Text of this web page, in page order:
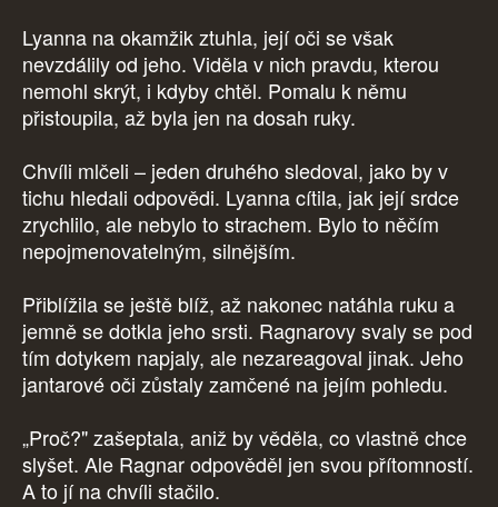
Lyanna na okamžik ztuhla, její oči se však
nevzdálily od jeho. Viděla v nich pravdu, kterou
nemohl skrýt, i kdyby chtěl. Pomalu k němu
přistoupila, až byla jen na dosah ruky.
Chvíli mlčeli – jeden druhého sledoval, jako by v
tichu hledali odpovědi. Lyanna cítila, jak její srdce
zrychlilo, ale nebylo to strachem. Bylo to něčím
nepojmenovatelným, silnějším.
Přiblížila se ještě blíž, až nakonec natáhla ruku a
jemně se dotkla jeho srsti. Ragnarovy svaly se pod
tím dotykem napjaly, ale nezareagoval jinak. Jeho
jantarové oči zůstaly zamčené na jejím pohledu.
„Proč?" zašeptala, aniž by věděla, co vlastně chce
slyšet. Ale Ragnar odpověděl jen svou přítomností.
A to jí na chvíli stačilo.